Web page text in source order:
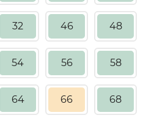
32 46 48
54 56 58
64 66 68